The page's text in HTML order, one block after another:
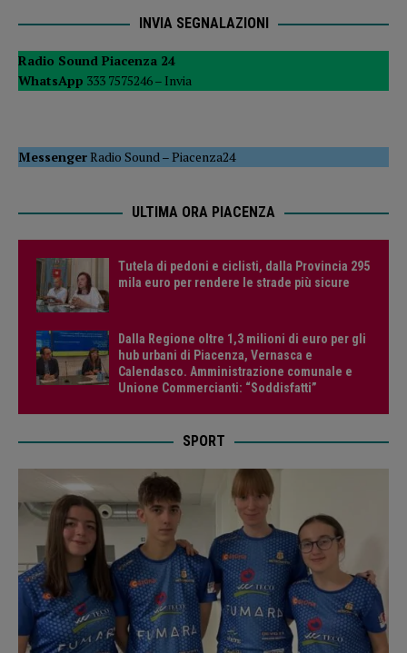
INVIA SEGNALAZIONI
Radio Sound Piacenza 24
WhatsApp 333 7575246 – Invia
MessengerRadio Sound –Piacenza24
ULTIMA ORA PIACENZA
Tutela di pedoni e ciclisti, dalla Provincia 295
mila euro per rendere le strade più sicure
Dalla Regione oltre 1,3 milioni di euro per gli
hub urbani di Piacenza, Vernasca e
Calendasco. Amministrazione comunale e
Unione Commercianti: “Soddisfatti”
SPORT